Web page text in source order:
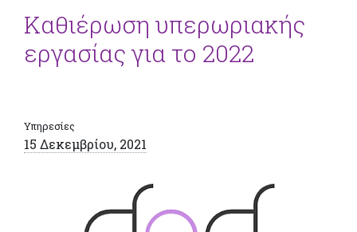
Καθιέρωση υπερωριακής
εργασίας για το 2022
Υπηρεσίες
15 Δεκεμβρίου, 2021